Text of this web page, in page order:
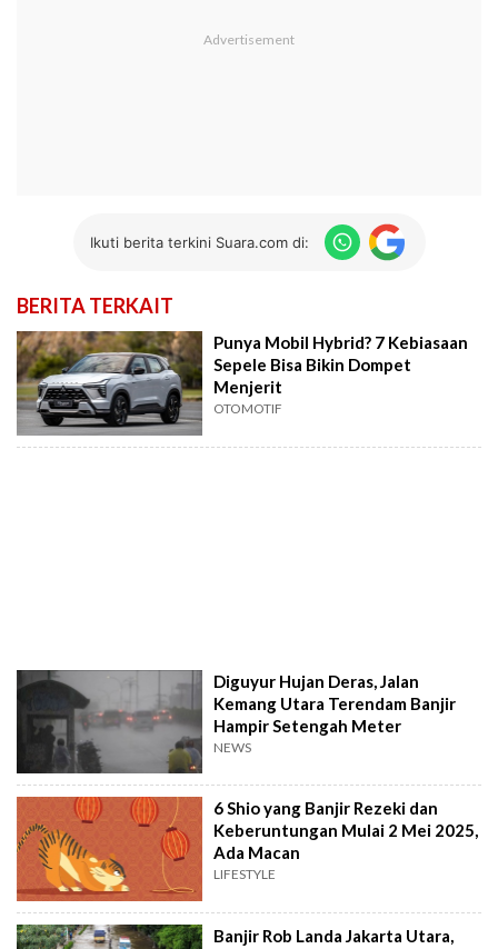
Ikuti berita terkini Suara.com di:
BERITA TERKAIT
Punya Mobil Hybrid? 7 Kebiasaan
Sepele Bisa Bikin Dompet
Menjerit
OTOMOTIF
Diguyur Hujan Deras, Jalan
Kemang Utara Terendam Banjir
Hampir Setengah Meter
NEWS
6 Shio yang Banjir Rezeki dan
Keberuntungan Mulai 2 Mei 2025,
Ada Macan
LIFESTYLE
Banjir Rob Landa Jakarta Utara,